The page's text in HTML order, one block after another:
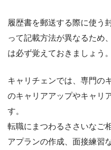
履歴書を郵送する際に使う
って記載方法が異なるため
は必ず覚えておきましょう。
キャリチェンでは、専門の
のキャリアアップやキャリ
す。
転職にまつわるささいなご
アプランの作成、面接練習